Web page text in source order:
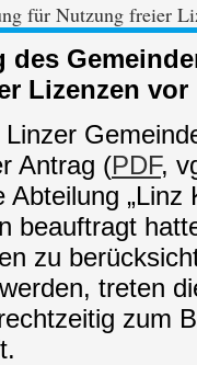
für Nutzung freier
des
Lizenzen vor
Antrag (PDF,
Abteilung
beauftragt
zu
treten
zum